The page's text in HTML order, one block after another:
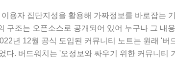
용자 집단지성을 활용해 가짜정보를 바로잡는
구조는 오픈소스로 공개되어 있어 누구나 그 내
년 12월 공식 도입된 커뮤니티 노트는 원래 '버
다. 버드워치는 '오정보와 싸우기 위한 커뮤니티